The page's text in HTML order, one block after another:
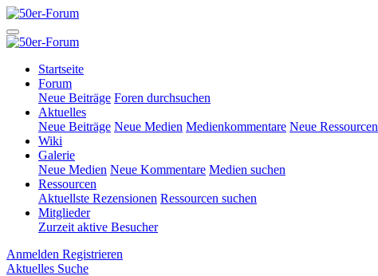
Startseite
Forum
Neue Beiträge Foren durchsuchen
Aktuelles
Neue Beiträge Neue Medien Medienkommentare Neue Ressourcen
Wiki
Galerie
Neue Medien Neue Kommentare Medien suchen
Ressourcen
Aktuellste Rezensionen Ressourcen suchen
Mitglieder
Zurzeit aktive Besucher
Anmelden Registrieren
Aktuelles Suche